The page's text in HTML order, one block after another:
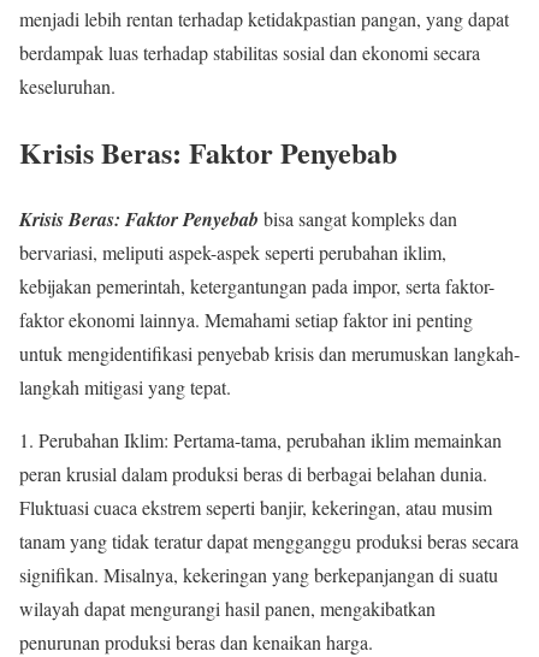
menjadi lebih rentan terhadap ketidakpastian pangan, yang dapat
berdampak luas terhadap stabilitas sosial dan ekonomi secara
keseluruhan.
Krisis Beras: Faktor Penyebab
Krisis Beras: Faktor Penyebab bisa sangat kompleks dan
bervariasi, meliputi aspek-aspek seperti perubahan iklim,
kebijakan pemerintah, ketergantungan pada impor, serta faktor-
faktor ekonomi lainnya. Memahami setiap faktor ini penting
untuk mengidentifikasi penyebab krisis dan merumuskan langkah-
langkah mitigasi yang tepat.
1. Perubahan Iklim: Pertama-tama, perubahan iklim memainkan
peran krusial dalam produksi beras di berbagai belahan dunia.
Fluktuasi cuaca ekstrem seperti banjir, kekeringan, atau musim
tanam yang tidak teratur dapat mengganggu produksi beras secara
signifikan. Misalnya, kekeringan yang berkepanjangan di suatu
wilayah dapat mengurangi hasil panen, mengakibatkan
penurunan produksi beras dan kenaikan harga.